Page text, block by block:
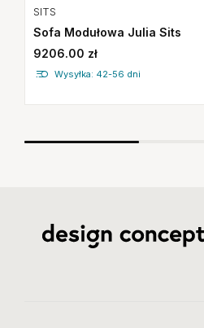
SITS
Sofa Modułowa Julia Sits
9206.00 zł
Wysyłka: 42-56 dni